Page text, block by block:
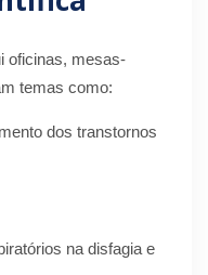
oficinas, mesas-
temas como:
dos transtornos
na disfagia e